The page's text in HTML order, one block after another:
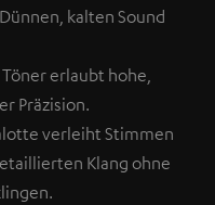
kalten Sound
erlaubt hohe,
Präzision.
verleiht Stimmen
Klang ohne